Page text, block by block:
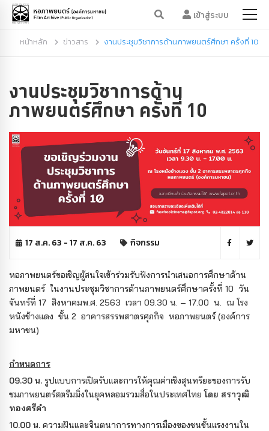
เข้าสู่ระบบ
หน้าหลัก ข่าวสาร งานประชุมวิชาการด้านภาพยนตร์ศึกษา ครั้งที่ 10
งานประชุมวิชาการด้าน
ภาพยนตร์ศึกษา ครั้งที่ 10
17 ส.ค. 63 - 17 ส.ค. 63 กิจกรรม
หอภาพยนตร์ขอเชิญผู้สนใจเข้าร่วมรับฟังการนำเสนอการศึกษาด้าน
ภาพยนตร์ ในงานประชุมวิชาการด้านภาพยนตร์ศึกษาครั้งที่ 10 วัน
จันทร์ที่ 17 สิงหาคมพ.ศ. 2563 เวลา 09.30 น. – 17.00 น. ณ โรง
หนังช้างแดง ชั้น 2 อาคารสรรพสาตรศุภกิจ หอภาพยนตร์ (องค์การ
มหาชน)
กำหนดการ
09.30 น. รูปแบบการเปิดรับและการให้คุณค่าเชิงสุนทรียะของการรับ
ชมภาพยนตร์สตรีมมิ่งในยุคหลอมรวมสื่อในประเทศไทยโดย สราวุฒิ
ทองศรีคำ
10.00 น. ความฝันและจินตนาการทางการเมืองของชนชั้นแรงงานใน